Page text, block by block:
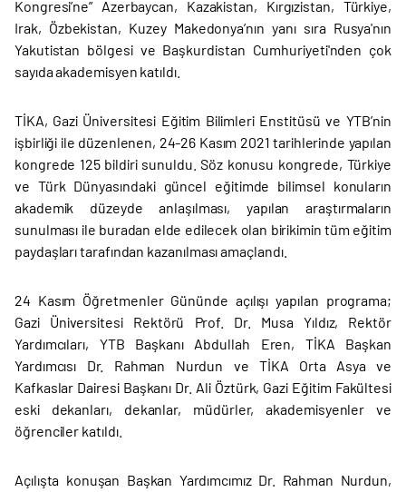
Kongresi’ne” Azerbaycan, Kazakistan, Kırgızistan, Türkiye,
Irak, Özbekistan, Kuzey Makedonya’nın yanı sıra Rusya'nın
Yakutistan bölgesi ve Başkurdistan Cumhuriyeti'nden çok
sayıda akademisyen katıldı.
TİKA, Gazi Üniversitesi Eğitim Bilimleri Enstitüsü ve YTB’nin
işbirliği ile düzenlenen, 24-26 Kasım 2021 tarihlerinde yapılan
kongrede 125 bildiri sunuldu. Söz konusu kongrede, Türkiye
ve Türk Dünyasındaki güncel eğitimde bilimsel konuların
akademik düzeyde anlaşılması, yapılan araştırmaların
sunulması ile buradan elde edilecek olan birikimin tüm eğitim
paydaşları tarafından kazanılması amaçlandı.
24 Kasım Öğretmenler Gününde açılışı yapılan programa;
Gazi Üniversitesi Rektörü Prof. Dr. Musa Yıldız, Rektör
Yardımcıları, YTB Başkanı Abdullah Eren, TİKA Başkan
Yardımcısı Dr. Rahman Nurdun ve TİKA Orta Asya ve
Kafkaslar Dairesi Başkanı Dr. Ali Öztürk, Gazi Eğitim Fakültesi
eski dekanları, dekanlar, müdürler, akademisyenler ve
öğrenciler katıldı.
Açılışta konuşan Başkan Yardımcımız Dr. Rahman Nurdun,